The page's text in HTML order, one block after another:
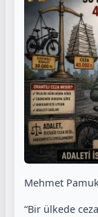
Mehmet
“Bir ülkede